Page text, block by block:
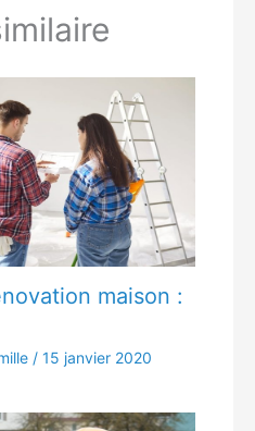
maison :
/ 15 janvier 2020